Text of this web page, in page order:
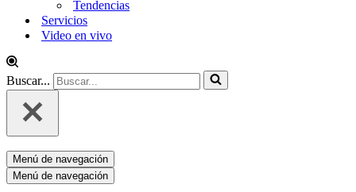
Tendencias
Servicios
Video en vivo
Buscar...
Menú de navegación
Menú de navegación